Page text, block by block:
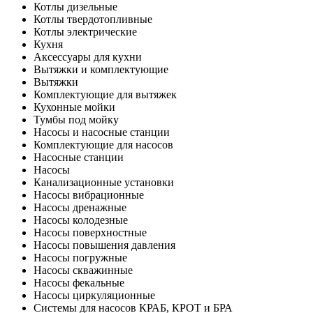
Котлы дизельные
Котлы твердотопливные
Котлы электрические
Кухня
Аксессуары для кухни
Вытяжки и комплектующие
Вытяжки
Комплектующие для вытяжек
Кухонные мойки
Тумбы под мойку
Насосы и насосные станции
Комплектующие для насосов
Насосные станции
Насосы
Канализационные установки
Насосы вибрационные
Насосы дренажные
Насосы колодезные
Насосы поверхностные
Насосы повышения давления
Насосы погружные
Насосы скважинные
Насосы фекальные
Насосы циркуляционные
Системы для насосов КРАБ, КРОТ и БРА